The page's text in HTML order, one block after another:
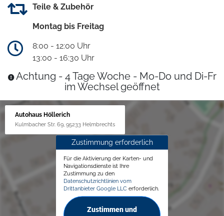
Teile & Zubehör
Montag bis Freitag
8:00 - 12:00 Uhr
13:00 - 16:30 Uhr
Achtung - 4 Tage Woche - Mo-Do und Di-Fr
im Wechsel geöffnet
Autohaus Höllerich
Kulmbacher Str. 69, 95233 Helmbrechts
Zustimmung erforderlich
Für die Aktivierung der Karten- und
Navigationsdienste ist Ihre
Zustimmung zu den
Datenschutzrichtlinien vom
Drittanbieter Google LLC erforderlich.
Zustimmen und